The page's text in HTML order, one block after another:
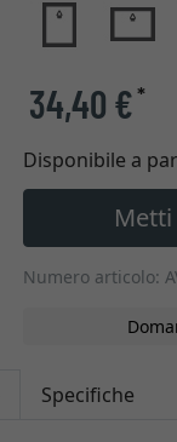
34,40 €*
Disponibile a
Numero articolo:
Specifiche